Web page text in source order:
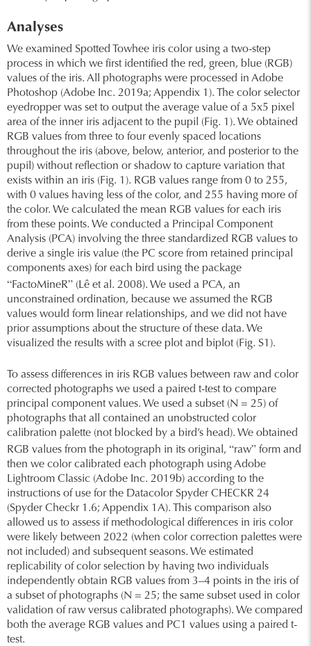
Analyses
We examined Spotted Towhee iris color using a two-step
process in which we first identified the red, green, blue (RGB)
values of the iris. All photographs were processed in Adobe
Photoshop (Adobe Inc. 2019a; Appendix 1). The color selector
eyedropper was set to output the average value of a 5x5 pixel
area of the inner iris adjacent to the pupil (Fig. 1). We obtained
RGB values from three to four evenly spaced locations
throughout the iris (above, below, anterior, and posterior to the
pupil) without reflection or shadow to capture variation that
exists within an iris (Fig. 1). RGB values range from 0 to 255,
with 0 values having less of the color, and 255 having more of
the color. We calculated the mean RGB values for each iris
from these points. We conducted a Principal Component
Analysis (PCA) involving the three standardized RGB values to
derive a single iris value (the PC score from retained principal
components axes) for each bird using the package
“FactoMineR” (Lê et al. 2008). We used a PCA, an
unconstrained ordination, because we assumed the RGB
values would form linear relationships, and we did not have
prior assumptions about the structure of these data. We
visualized the results with a scree plot and biplot (Fig. S1).
To assess differences in iris RGB values between raw and color
corrected photographs we used a paired t-test to compare
principal component values. We used a subset (N = 25) of
photographs that all contained an unobstructed color
calibration palette (not blocked by a bird’s head). We obtained
RGB values from the photograph in its original, “raw” form and
then we color calibrated each photograph using Adobe
Lightroom Classic (Adobe Inc. 2019b) according to the
instructions of use for the Datacolor Spyder CHECKR 24
(Spyder Checkr 1.6; Appendix 1A). This comparison also
allowed us to assess if methodological differences in iris color
were likely between 2022 (when color correction palettes were
not included) and subsequent seasons. We estimated
replicability of color selection by having two individuals
independently obtain RGB values from 3–4 points in the iris of
a subset of photographs (N = 25; the same subset used in color
validation of raw versus calibrated photographs). We compared
both the average RGB values and PC1 values using a paired t-
test.